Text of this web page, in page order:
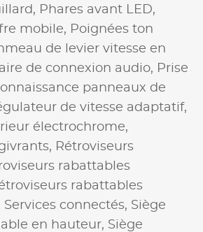
Phares avant LED,
mobile, Poignées ton
de levier vitesse en
de connexion audio, Prise
panneaux de
de vitesse adaptatif,
électrochrome,
Rétroviseurs
rabattables
rabattables
Services connectés, Siège
en hauteur, Siège